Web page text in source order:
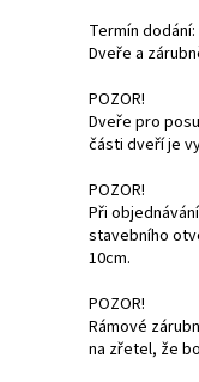
Termín dodání:
Dveře a
POZOR!
Dveře pro
části dveří je
POZOR!
Při
stavebního
10cm.
POZOR!
Rámové
na zřetel, že